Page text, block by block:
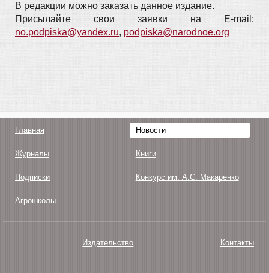
В редакции можно заказать данное издание.
Присылайте свои заявки на E-mail:
no.podpiska@yandex.ru, podpiska@narodnoe.org
Главная Новости
Журналы Книги
Подписки Конкурс им. А.С. Макаренко
Агрошколы
Издательство Контакты